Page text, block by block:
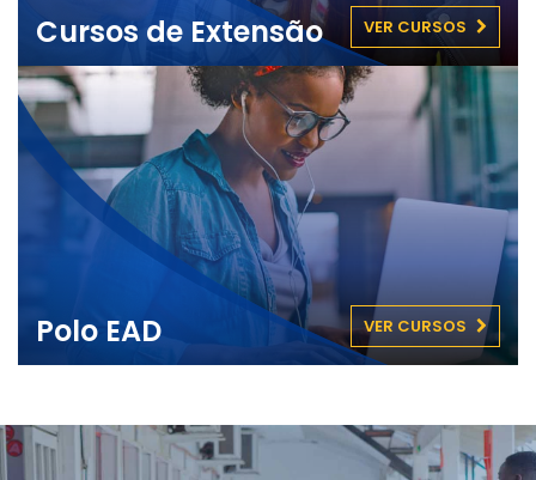
Cursos de Extensão VER CURSOS
Polo EAD VER CURSOS